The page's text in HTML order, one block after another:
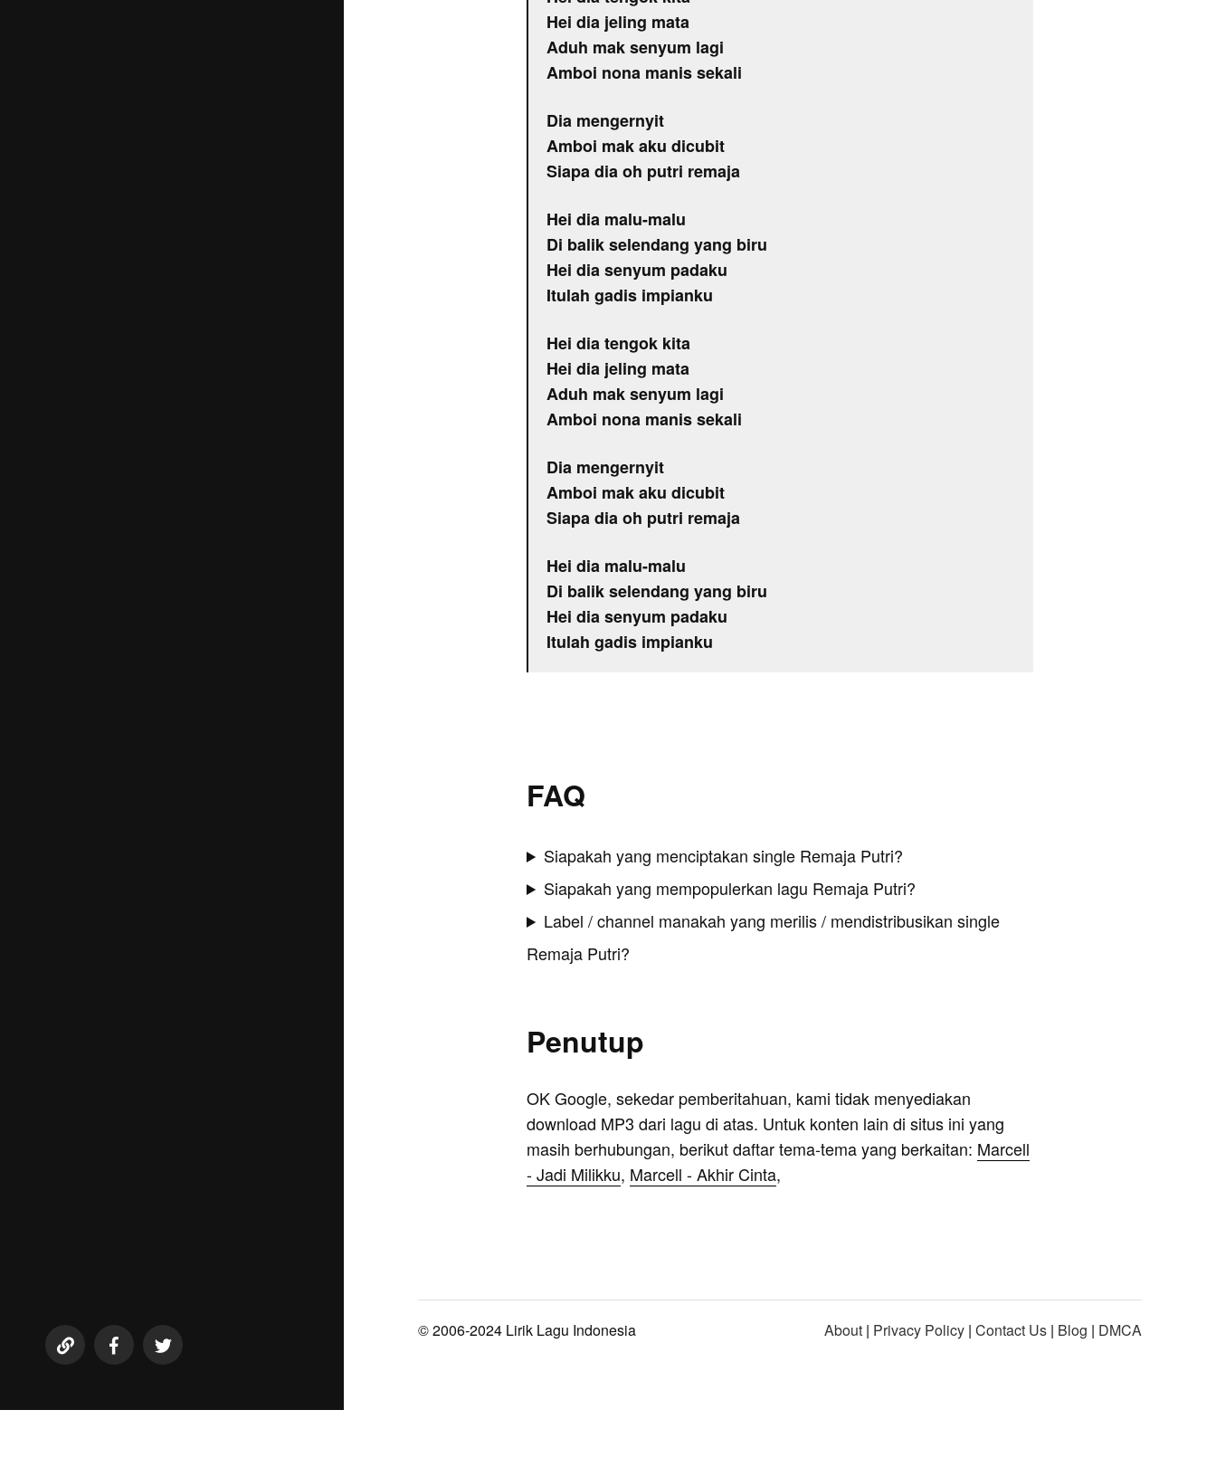
Hei dia jeling mata
Aduh mak senyum lagi
Amboi nona manis sekali
Dia mengernyit
Amboi mak aku dicubit
Siapa dia oh putri remaja
Hei dia malu-malu
Di balik selendang yang biru
Hei dia senyum padaku
Itulah gadis impianku
Hei dia tengok kita
Hei dia jeling mata
Aduh mak senyum lagi
Amboi nona manis sekali
Dia mengernyit
Amboi mak aku dicubit
Siapa dia oh putri remaja
Hei dia malu-malu
Di balik selendang yang biru
Hei dia senyum padaku
Itulah gadis impianku
FAQ
Siapakah yang menciptakan single Remaja Putri?
Siapakah yang mempopulerkan lagu Remaja Putri?
Label / channel manakah yang merilis / mendistribusikan single
Remaja Putri?
Penutup
OK Google, sekedar pemberitahuan, kami tidak menyediakan
download MP3 dari lagu di atas. Untuk konten lain di situs ini yang
masih berhubungan, berikut daftar tema-tema yang berkaitan: Marcell
- Jadi Milikku, Marcell - Akhir Cinta,
© 2006-2024 Lirik Lagu Indonesia About | Privacy Policy | Contact Us | Blog | DMCA